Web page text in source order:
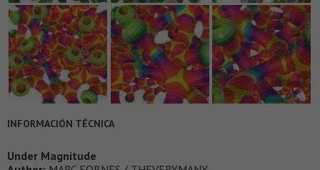
INFORMACIÓN TÉCNICA
Under Magnitude